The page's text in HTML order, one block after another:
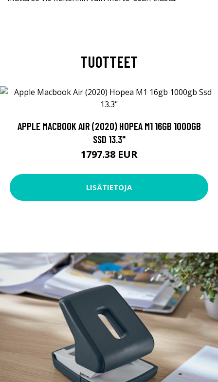
TUOTTEET
APPLE MACBOOK AIR (2020) HOPEA M1 16GB 1000GB
SSD 13.3"
1797.38 EUR
LISÄTIETOJA